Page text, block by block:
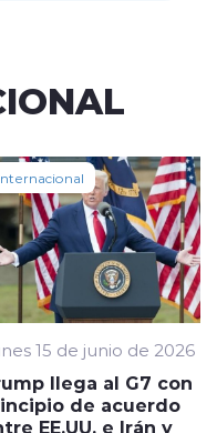
15 de junio de 2026
llega al G7 con
de acuerdo
EE.UU. e Irán y